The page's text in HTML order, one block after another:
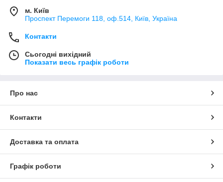
м. Київ
Проспект Перемоги 118, оф.514, Київ, Україна
Контакти
Сьогодні вихідний
Показати весь графік роботи
Про нас
Контакти
Доставка та оплата
Графік роботи